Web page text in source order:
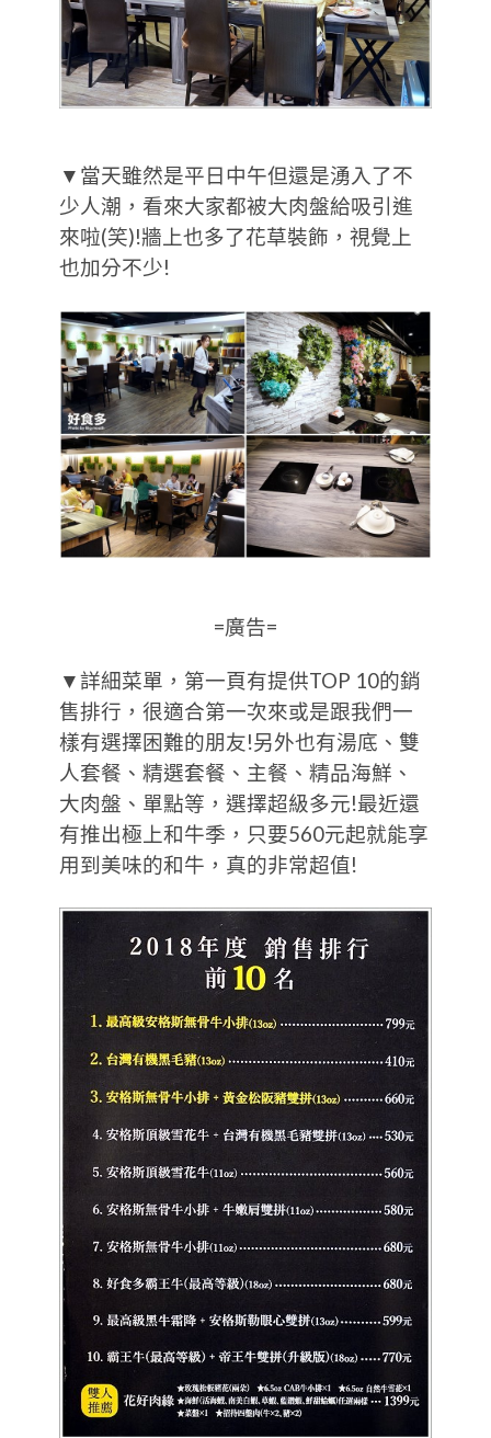
▼當天雖然是平日中午但還是湧入了不
少人潮，看來大家都被大肉盤給吸引進
來啦(笑)!牆上也多了花草裝飾，視覺上
也加分不少!
=廣告=
▼詳細菜單，第一頁有提供TOP 10的銷
售排行，很適合第一次來或是跟我們一
樣有選擇困難的朋友!另外也有湯底、雙
人套餐、精選套餐、主餐、精品海鮮、
大肉盤、單點等，選擇超級多元!最近還
有推出極上和牛季，只要560元起就能享
用到美味的和牛，真的非常超值!